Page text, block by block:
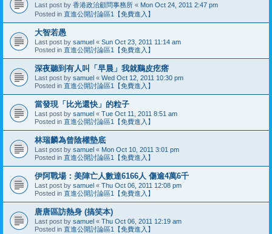
Last post by 香港政治顧問事務所 « Mon Oct 24, 2011 2:47 pm
Posted in 直進公開討論區1【免費進入】
大智若愚
Last post by samuel « Sun Oct 23, 2011 11:14 am
Posted in 直進公開討論區1【免費進入】
深夜聽到有人叫「早晨」我就鷄皮疙瘩
Last post by samuel « Wed Oct 12, 2011 10:30 pm
Posted in 直進公開討論區1【免費進入】
當發現「比光還快」的粒子
Last post by samuel « Tue Oct 11, 2011 8:51 am
Posted in 直進公開討論區1【免費進入】
林瑞麟為曾陰權墊底
Last post by samuel « Mon Oct 10, 2011 3:01 pm
Posted in 直進公開討論區1【免費進入】
伊阿戰場：美陣亡人數達6166人 傷逾4萬6千
Last post by samuel « Thu Oct 06, 2011 12:08 pm
Posted in 直進公開討論區1【免費進入】
唐唐區訪熱身 (搞笑本)
Last post by samuel « Thu Oct 06, 2011 12:19 am
Posted in 直進公開討論區1【免費進入】